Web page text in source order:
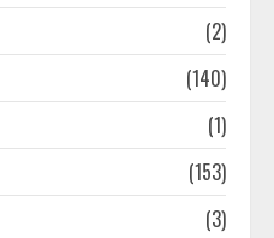
(2)
(140)
(1)
(153)
(3)